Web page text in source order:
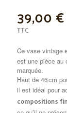
39,00 €
TTC
Ce vase vintage
est une pièce au
marquée.
Haut de 46 cm
il est idéal pour
compositions